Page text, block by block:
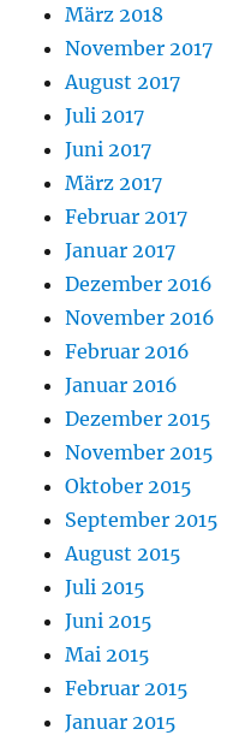
März 2018
November 2017
August 2017
Juli 2017
Juni 2017
März 2017
Februar 2017
Januar 2017
Dezember 2016
November 2016
Februar 2016
Januar 2016
Dezember 2015
November 2015
Oktober 2015
September 2015
August 2015
Juli 2015
Juni 2015
Mai 2015
Februar 2015
Januar 2015